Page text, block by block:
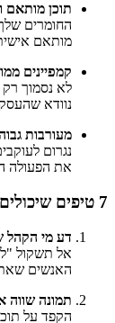
תוכן מותאם
החומרים
מותאם
קמפיינים
לא נסמוך רק
נוודא
מעורבות
נגרום
את הפעולה
7 טיפים שיכולים לעזור לך להצליח באינסטגרם:
דע מי הקהל
אל תשקול
האנשים
תמונה שווה
הקפד על